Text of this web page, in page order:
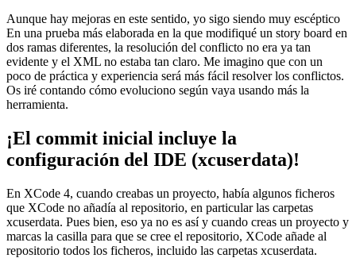
Aunque hay mejoras en este sentido, yo sigo siendo muy escéptico
En una prueba más elaborada en la que modifiqué un story board en
dos ramas diferentes, la resolución del conflicto no era ya tan
evidente y el XML no estaba tan claro. Me imagino que con un
poco de práctica y experiencia será más fácil resolver los conflictos.
Os iré contando cómo evoluciono según vaya usando más la
herramienta.
¡El commit inicial incluye la
configuración del IDE (xcuserdata)!
En XCode 4, cuando creabas un proyecto, había algunos ficheros
que XCode no añadía al repositorio, en particular las carpetas
xcuserdata. Pues bien, eso ya no es así y cuando creas un proyecto y
marcas la casilla para que se cree el repositorio, XCode añade al
repositorio todos los ficheros, incluido las carpetas xcuserdata.